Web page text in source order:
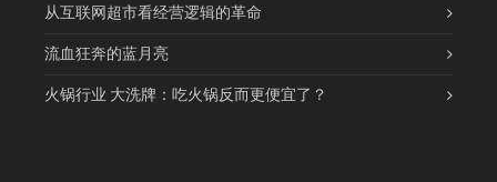
从互联网超市看经营逻辑的革命
流血狂奔的蓝月亮
火锅行业 大洗牌：吃火锅反而更便宜了？